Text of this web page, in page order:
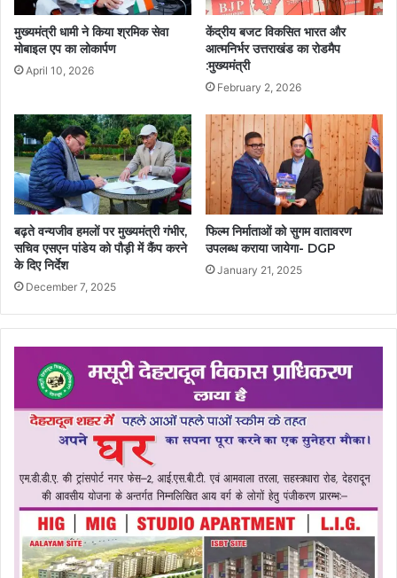
मुख्यमंत्री धामी ने किया श्रमिक सेवा
मोबाइल एप का लोकार्पण
April 10, 2026
केंद्रीय बजट विकसित भारत और
आत्मनिर्भर उत्तराखंड का रोडमैप
:मुख्यमंत्री
February 2, 2026
बढ़ते वन्यजीव हमलों पर मुख्यमंत्री गंभीर,
सचिव एसएन पांडेय को पौड़ी में कैंप करने
के दिए निर्देश
December 7, 2025
फिल्म निर्माताओं को सुगम वातावरण
उपलब्ध कराया जायेगा- DGP
January 21, 2025